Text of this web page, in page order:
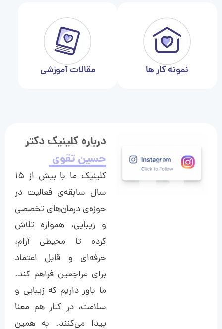
نمونه کار ها مقالات آموزشی
درباره کلینیک دکتر
حسین تقوی
کلینیک ما با بیش از ۱۵
سال سابقه‌ی فعالیت در
حوزه‌ی درمان‌های تخصصی
و زیبایی، همواره تلاش
کرده تا محیطی آرام،
حرفه‌ای و قابل اعتماد
برای مراجعین فراهم کند.
ما باور داریم که زیبایی و
سلامت، در کنار هم معنا
پیدا می‌کنند. به همین